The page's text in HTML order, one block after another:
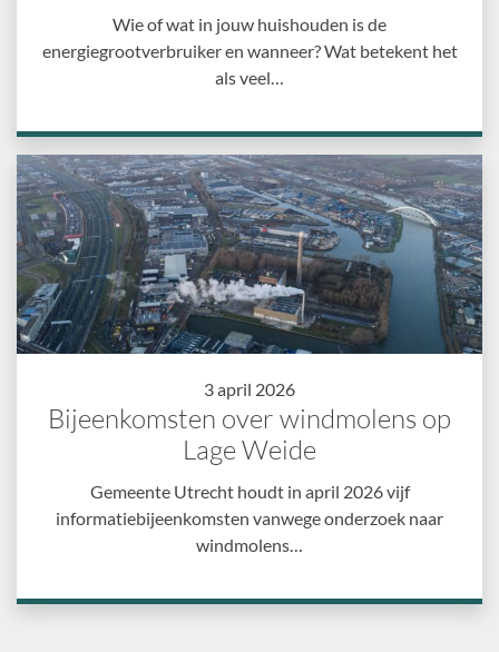
Wie of wat in jouw huishouden is de
energiegrootverbruiker en wanneer? Wat betekent het
als veel…
3 april 2026
Bijeenkomsten over windmolens op
Lage Weide
Gemeente Utrecht houdt in april 2026 vijf
informatiebijeenkomsten vanwege onderzoek naar
windmolens…